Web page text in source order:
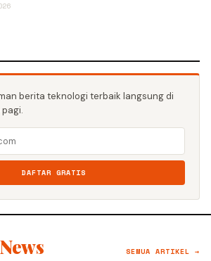
berita teknologi terbaik langsung di
DAFTAR GRATIS
News SEMUA ARTIKEL →